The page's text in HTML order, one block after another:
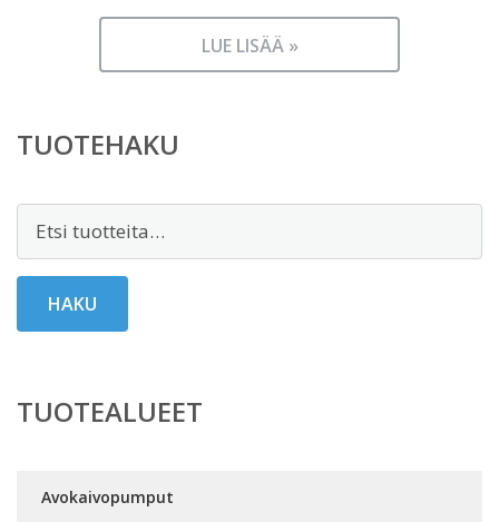
LUE LISÄÄ »
TUOTEHAKU
Etsi:
HAKU
TUOTEALUEET
Avokaivopumput